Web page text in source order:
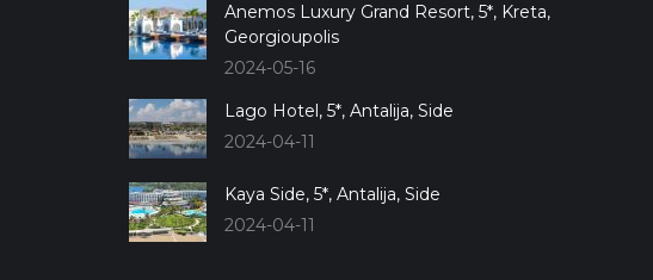
Anemos Luxury Grand Resort, 5*, Kreta,
Georgioupolis
2024-05-16
Lago Hotel, 5*, Antalija, Side
2024-04-11
Kaya Side, 5*, Antalija, Side
2024-04-11